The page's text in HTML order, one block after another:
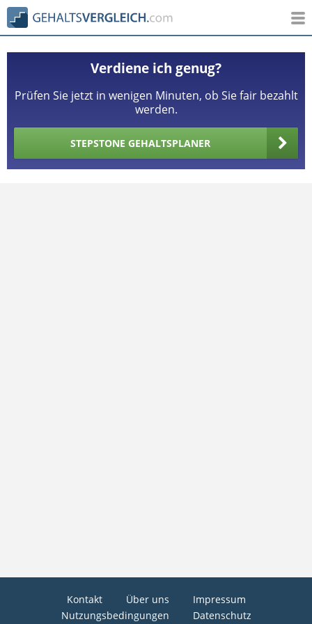
Verdiene ich genug?
Prüfen Sie jetzt in wenigen Minuten, ob Sie fair bezahlt
werden.
STEPSTONE GEHALTSPLANER
Kontakt Über uns
Impressum
Nutzungsbedingungen
Datenschutz